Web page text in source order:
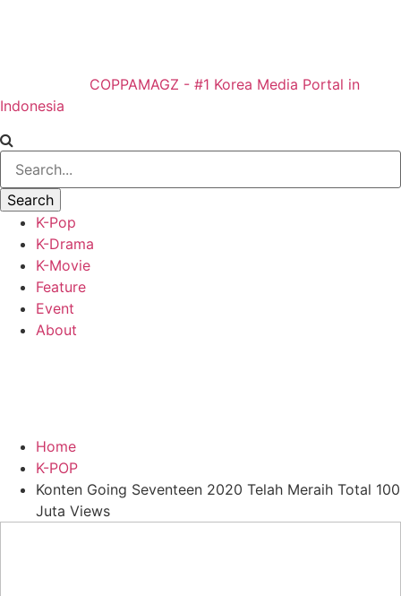
COPPAMAGZ - #1 Korea Media Portal in
Indonesia
K-Pop
K-Drama
K-Movie
Feature
Event
About
Home
K-POP
Konten Going Seventeen 2020 Telah Meraih Total 100
Juta Views